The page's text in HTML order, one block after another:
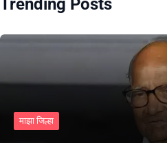
Trending Posts
माझा जिल्हा